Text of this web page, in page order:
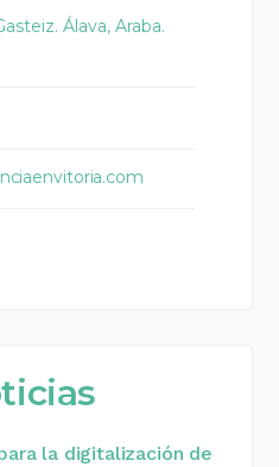
Álava, Araba.
la digitalización de